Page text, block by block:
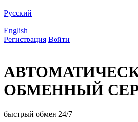
Русский
English
Регистрация Войти
ОБМЕННЫЙ
быстрый обмен 24/7